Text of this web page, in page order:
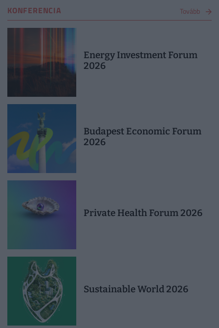
KONFERENCIA Tovább
Energy Investment Forum
2026
Budapest Economic Forum
2026
Private Health Forum 2026
Sustainable World 2026